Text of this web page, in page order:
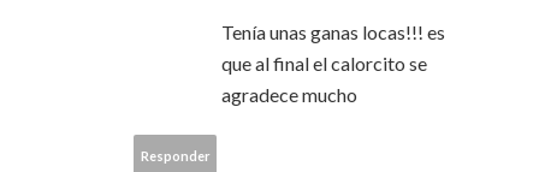
Tenía unas ganas locas!!! es
que al final el calorcito se
agradece mucho
Responder